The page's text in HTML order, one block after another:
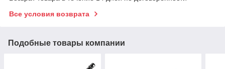
Все условия возврата
Подобные товары компании